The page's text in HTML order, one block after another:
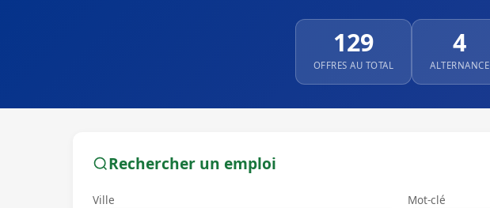
129
OFFRES AU TOTAL
4
ALTERNANCE
Rechercher un emploi
Ville Mot-clé